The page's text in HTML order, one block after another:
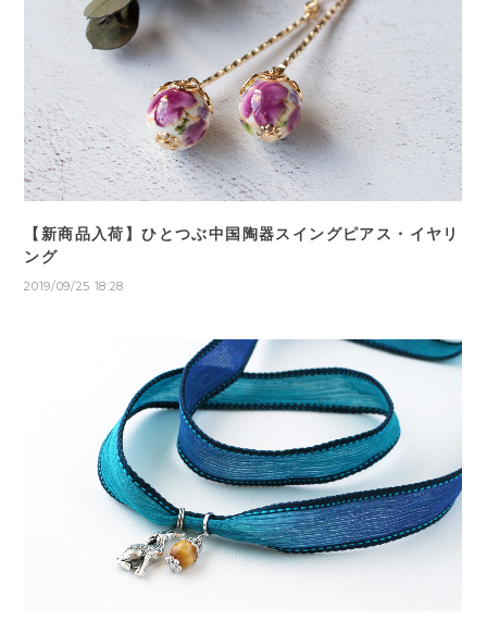
【新商品入荷】ひとつぶ中国陶器スイングピアス・イヤリ
ング
2019/09/25 18:28